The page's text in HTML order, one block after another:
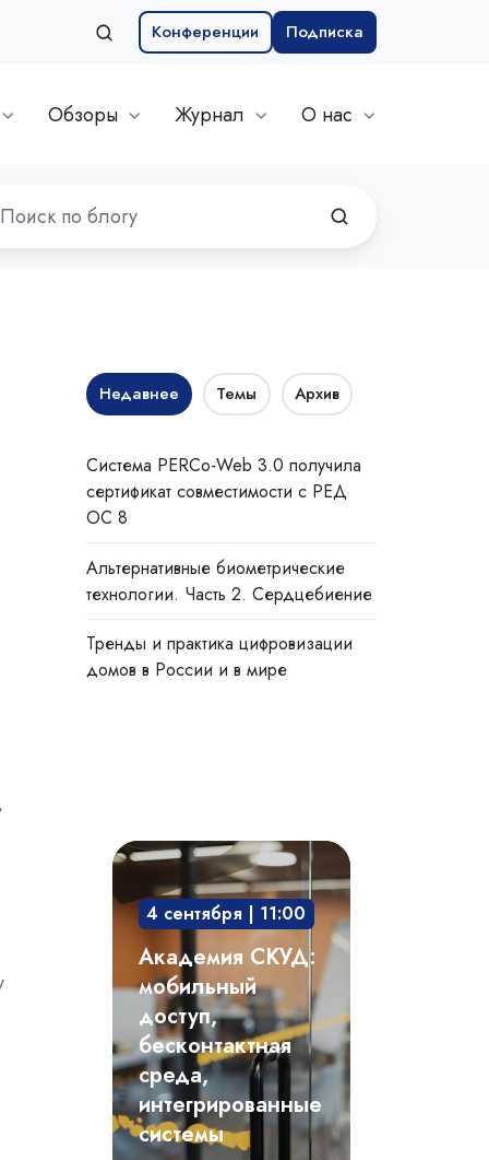
Конференции Подписка
Обзоры Журнал О нас
Недавнее Темы Архив
Система PERCo-Web 3.0 получила
сертификат совместимости с РЕД
ОС 8
Альтернативные биометрические
технологии. Часть 2. Сердцебиение
Тренды и практика цифровизации
домов в России и в мире
Академия
СКУД:
мобильный
доступ,
бесконтактная
среда,
интегрированные
системы
4 сентября | 11:00
Академия СКУД:
мобильный
доступ,
бесконтактная
среда,
интегрированные
системы